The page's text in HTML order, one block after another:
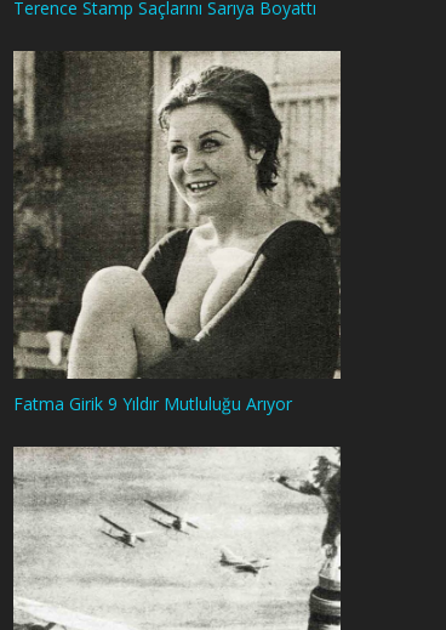
Terence Stamp Saçlarını Sarıya Boyattı
Fatma Girik 9 Yıldır Mutluluğu Arıyor